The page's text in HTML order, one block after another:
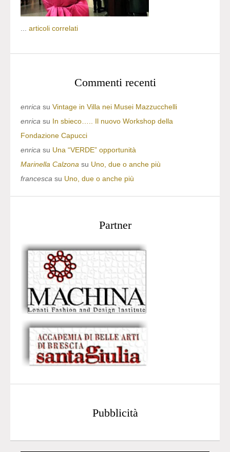
articoli correlati
Commenti recenti
enrica su Vintage in Villa nei Musei Mazzucchelli
enrica su In sbieco….. Il nuovo Workshop della
Fondazione Capucci
enrica su Una “VERDE” opportunità
Marinella Calzona su Uno, due o anche più
francesca su Uno, due o anche più
Partner
Pubblicità